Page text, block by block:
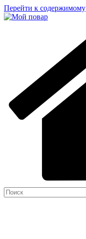
Перейти к содержимому